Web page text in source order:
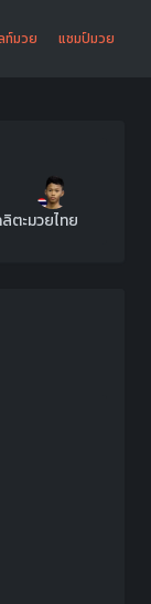
ท์มวย แชมป์มวย
ตะมวยไทย